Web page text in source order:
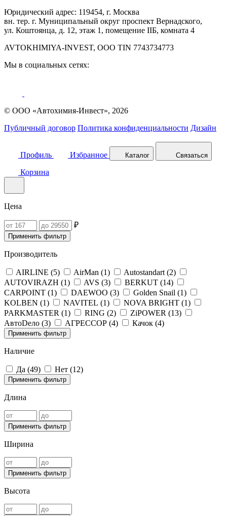
Юридический адрес: 119454, г. Москва
вн. тер. г. Муниципальный округ проспект Вернадского,
ул. Коштоянца, д. 12, этаж 1, помещение IIБ, комната 4
AVTOKHIMIYA-INVEST, OOO TIN 7743734773
Мы в социальных сетях:
© ООО «Автохимия-Инвест», 2026
Публичный договор Политика конфиденциальности Дизайн
Профиль Избранное Каталог Связаться
Корзина
Цена
₽
Применить фильтр
Производитель
AIRLINE (5) AirMan (1) Autostandart (2)
AUTOVIRAZH (1) AVS (3) BERKUT (14)
CARPOINT (1) DAEWOO (3) Golden Snail (1)
KOLBEN (1) NAVITEL (1) NOVA BRIGHT (1)
PARKMASTER (1) RING (2) ZiPOWER (13)
АвтоDело (3) АГРЕССОР (4) Качок (4)
Применить фильтр
Наличие
Да (49) Нет (12)
Применить фильтр
Длина
Применить фильтр
Ширина
Применить фильтр
Высота